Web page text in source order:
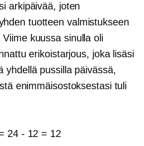
arkipäivää, joten
tuotteen valmistukseen
kuussa sinulla oli
erikoistarjous, joka lisäsi
yhdellä pussilla päivässä,
enimmäisostoksestasi tuli
24 - 12 = 12